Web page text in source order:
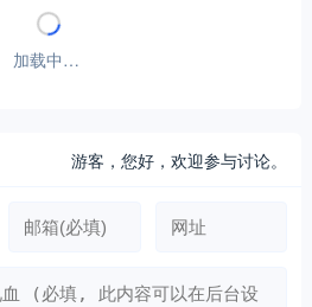
加载中…
游客，您好，欢迎参与讨论。